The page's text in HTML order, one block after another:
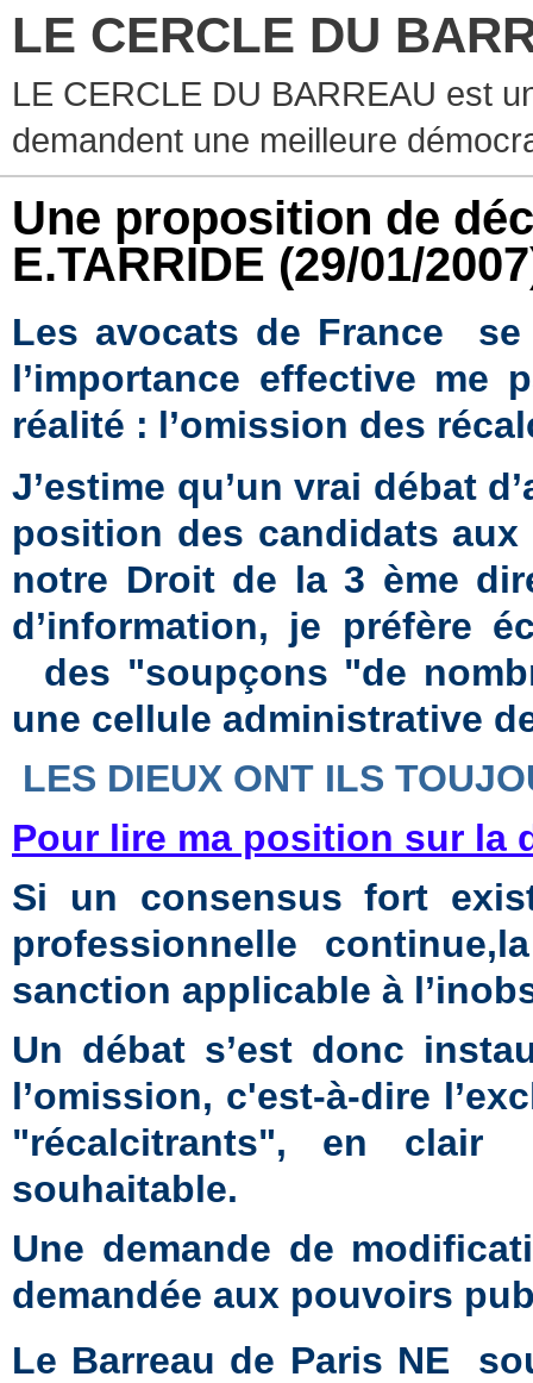
LE CERCLE DU
LE CERCLE DU BARREAU est
demandent une meilleure
Une proposition de
E.TARRIDE (29/01/
Les avocats de France
l’importance effective me
réalité : l’omission des
J’estime qu’un vrai débat
position des candidats
notre Droit de la 3 ème
d’information, je préfère
des "soupçons "de
une cellule administrative
LES DIEUX ONT ILS
Pour lire ma position sur
Si un consensus fort
professionnelle continue,l
sanction applicable à
Un débat s’est donc
l’omission, c'est-à-dire
"récalcitrants", en clair
souhaitable.
Une demande de
demandée aux pouvoirs
Le Barreau de Paris NE